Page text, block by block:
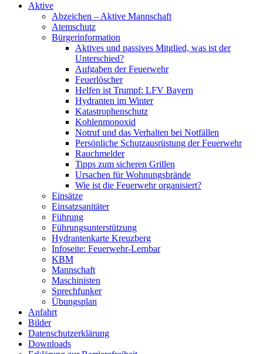
Aktive
Abzeichen – Aktive Mannschaft
Atemschutz
Bürgerinformation
Aktives und passives Mitglied, was ist der
Unterschied?
Aufgaben der Feuerwehr
Feuerlöscher
Helfen ist Trumpf: LFV Bayern
Hydranten im Winter
Katastrophenschutz
Kohlenmonoxid
Notruf und das Verhalten bei Notfällen
Persönliche Schutzausrüstung der Feuerwehr
Rauchmelder
Tipps zum sicheren Grillen
Ursachen für Wohnungsbrände
Wie ist die Feuerwehr organisiert?
Einsätze
Einsatzsanitäter
Führung
Führungsunterstützung
Hydrantenkarte Kreuzberg
Infoseite: Feuerwehr-Lernbar
KBM
Mannschaft
Maschinisten
Sprechfunker
Übungsplan
Anfahrt
Bilder
Datenschutzerklärung
Downloads